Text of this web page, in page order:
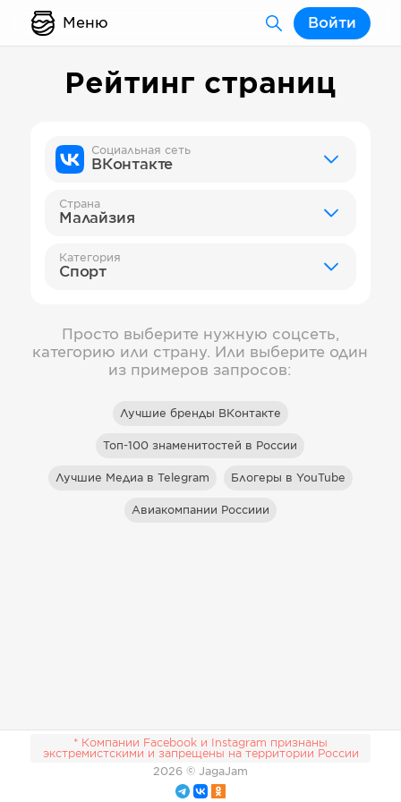
Меню Войти
Рейтинг страниц
Социальная сеть
ВКонтакте
Страна
Малайзия
Категория
Спорт
Просто выберите нужную соцсеть,
категорию или страну. Или выберите один
из примеров запросов:
Лучшие бренды ВКонтакте
Топ-100 знаменитостей в России
Лучшие Медиа в Telegram Блогеры в YouTube
Авиакомпании Россиии
* Компании Facebook и Instagram признаны
экстремистскими и запрещены на территории России
2026 © JagaJam